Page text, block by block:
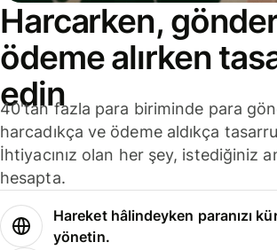
Harcarken,
ödeme alırken
edin
40'tan fazla para biriminde para
harcadıkça ve ödeme aldıkça
İhtiyacınız olan her şey, istediğiniz
hesapta.
Hareket hâlindeyken paranızı
yönetin.